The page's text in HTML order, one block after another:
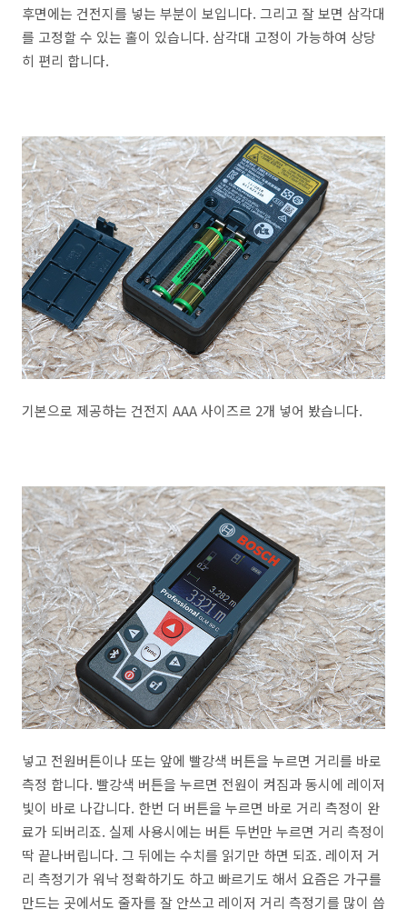
후면에는 건전지를 넣는 부분이 보입니다. 그리고 잘 보면 삼각대
를 고정할 수 있는 홀이 있습니다. 삼각대 고정이 가능하여 상당
히 편리 합니다.
기본으로 제공하는 건전지 AAA 사이즈르 2개 넣어 봤습니다.
넣고 전원버튼이나 또는 앞에 빨강색 버튼을 누르면 거리를 바로
측정 합니다. 빨강색 버튼을 누르면 전원이 켜짐과 동시에 레이저
빛이 바로 나갑니다. 한번 더 버튼을 누르면 바로 거리 측정이 완
료가 되버리죠. 실제 사용시에는 버튼 두번만 누르면 거리 측정이
딱 끝나버립니다. 그 뒤에는 수치를 읽기만 하면 되죠. 레이저 거
리 측정기가 워낙 정확하기도 하고 빠르기도 해서 요즘은 가구를
만드는 곳에서도 줄자를 잘 안쓰고 레이저 거리 측정기를 많이 씁